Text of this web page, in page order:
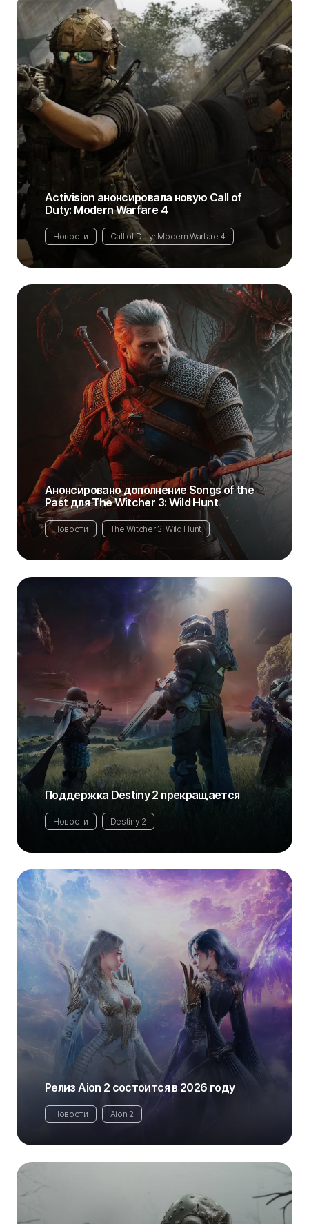
Activision анонсировала новую Call of
Duty: Modern Warfare 4
Новости Call of Duty: Modern Warfare 4
Анонсировано дополнение Songs of the
Past для The Witcher 3: Wild Hunt
Новости The Witcher 3: Wild Hunt
Поддержка Destiny 2 прекращается
Новости Destiny 2
Релиз Aion 2 состоится в 2026 году
Новости Aion 2